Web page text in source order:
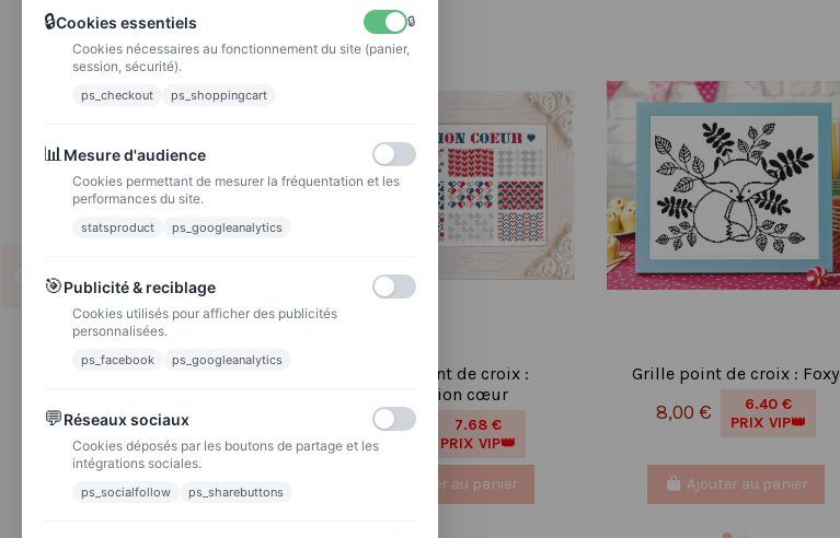
Grille point de croix :
9,60 €
7.68 €
PRIX VIP👑
Ajouter au panier
Grille point de croix :
collection cœur
9,60 €
7.68 €
PRIX VIP👑
Ajouter au panier
Grille point de croix : Foxy
8,00 €
6.40 €
PRIX VIP👑
Ajouter au panier
🔒Cookies essentiels
🔒
Cookies nécessaires au fonctionnement du site (panier,
session, sécurité).
ps_checkout ps_shoppingcart
📊 Mesure d'audience
Cookies permettant de mesurer la fréquentation et les
performances du site.
statsproduct ps_googleanalytics
🎯Publicité & reciblage
Cookies utilisés pour afficher des publicités
personnalisées.
ps_facebook ps_googleanalytics
💬Réseaux sociaux
Cookies déposés par les boutons de partage et les
intégrations sociales.
ps_socialfollow ps_sharebuttons